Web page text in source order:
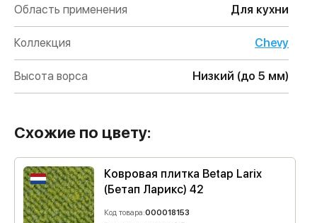
Область применения Для кухни
Коллекция Chevy
Высота ворса Низкий (до 5 мм)
Схожие по цвету:
Ковровая плитка Betap Larix
(Бетап Ларикс) 42
Код товара:000018153